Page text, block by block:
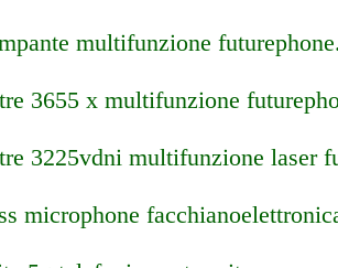
multifunzione
3655 x multifunzione
3225vdni multifunzione laser
microphone